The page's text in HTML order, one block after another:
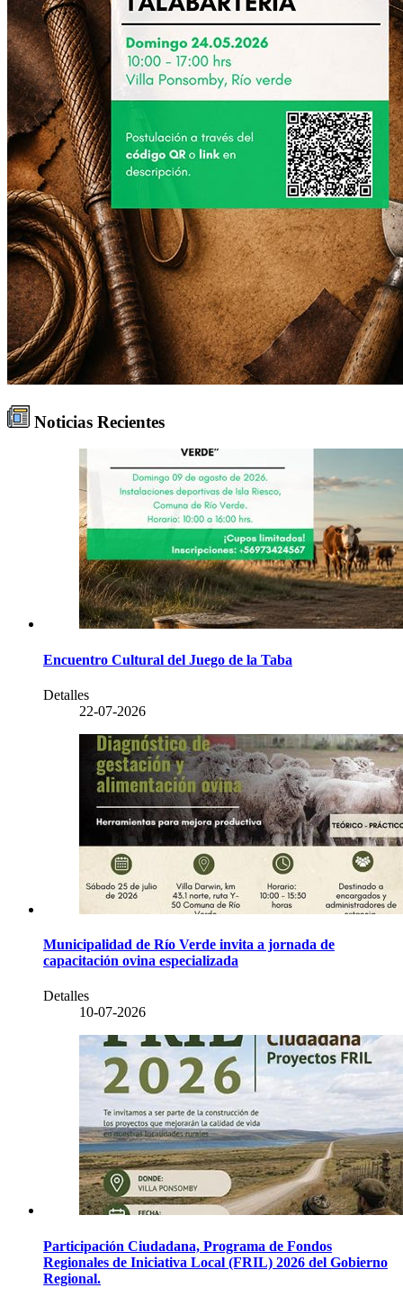
Noticias Recientes
Encuentro Cultural del Juego de la Taba
Detalles
22-07-2026
Municipalidad de Río Verde invita a jornada de
capacitación ovina especializada
Detalles
10-07-2026
Participación Ciudadana, Programa de Fondos
Regionales de Iniciativa Local (FRIL) 2026 del Gobierno
Regional.